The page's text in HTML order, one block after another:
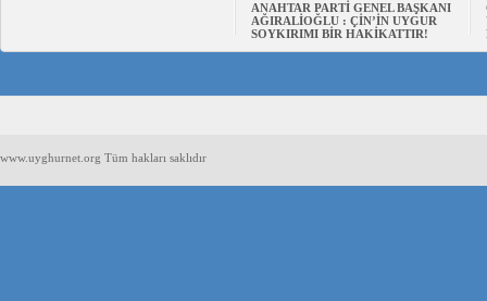
ANAHTAR PARTİ GENEL BAŞKANI
AĞIRALİOĞLU : ÇİN’İN UYGUR
SOYKIRIMI BİR HAKİKATTIR!
www.uyghurnet.org Tüm hakları saklıdır